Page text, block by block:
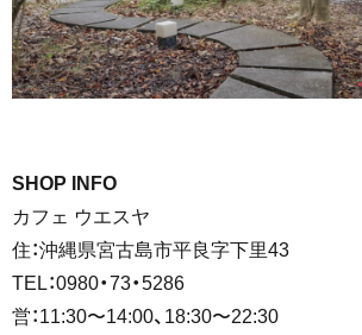
SHOP INFO
カフェ ウエスヤ
住：沖縄県宮古島市平良字下里43
TEL：0980・73・5286
営：11:30〜14:00、18:30〜22:30